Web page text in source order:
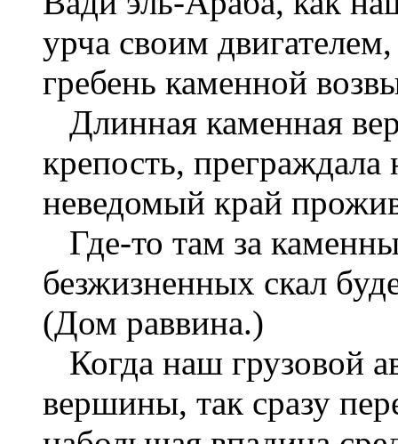
урча своим
гребень каменной
Длинная каменная
крепость, преграждала
неведомый край
Где-то там за
безжизненных скал
(Дом раввина.)
Когда наш грузовой
вершины, так сразу